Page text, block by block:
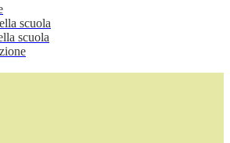
scuola
scuola